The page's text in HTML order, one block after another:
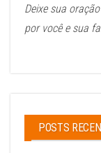
Deixe sua
por você e sua
POSTS